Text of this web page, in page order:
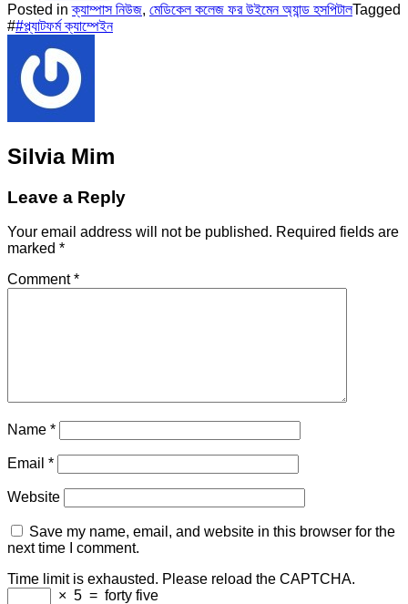
Posted inক্যাম্পাস নিউজ, মেডিকেল কলেজ ফর উইমেন অ্যান্ড হসপিটালTagged
##প্ল্যাটফর্ম ক্যাম্পেইন
Silvia Mim
Leave a Reply
Your email address will not be published. Required fields are
marked *
Comment*
Name *
Email *
Website
Save my name, email, and website in this browser for the
next time I comment.
Time limit is exhausted. Please reload the CAPTCHA.
× 5 = forty five